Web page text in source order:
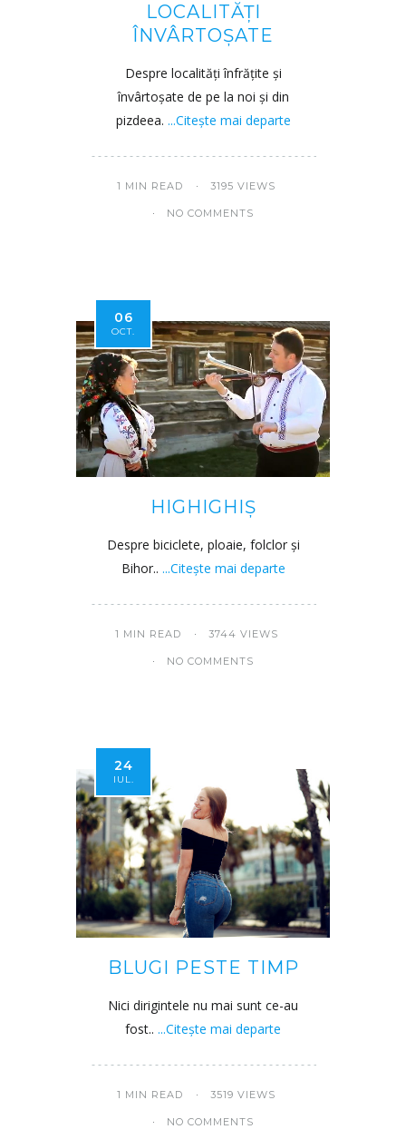
LOCALITĂȚI
ÎNVÂRTOȘATE
Despre localități înfrățite și
învârtoșate de pe la noi și din
pizdeea. ...Citește mai departe
1 MIN READ 3195 VIEWS
NO COMMENTS
06
OCT.
HIGHIGHIȘ
Despre biciclete, ploaie, folclor și
Bihor.. ...Citește mai departe
1 MIN READ 3744 VIEWS
NO COMMENTS
24
IUL.
BLUGI PESTE TIMP
Nici dirigintele nu mai sunt ce-au
fost.. ...Citește mai departe
1 MIN READ 3519 VIEWS
NO COMMENTS